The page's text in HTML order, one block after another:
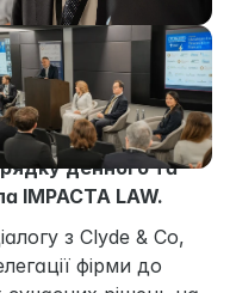
Ukrainian Energy
Strategy Council
денного та
IMPACTA LAW.
з Clyde & Co,
фірми до